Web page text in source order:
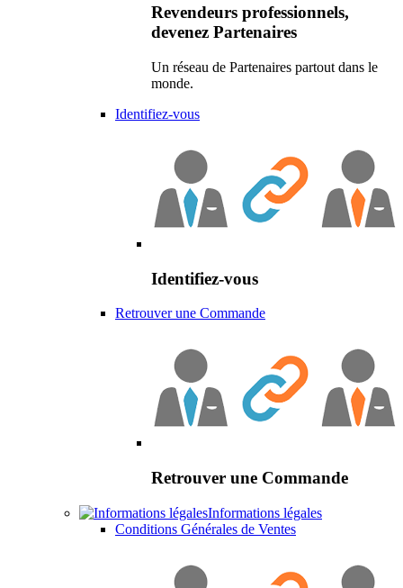
Revendeurs professionnels,
devenez Partenaires
Un réseau de Partenaires partout dans le
monde.
Identifiez-vous
Identifiez-vous
Retrouver une Commande
Retrouver une Commande
Informations légales
Conditions Générales de Ventes